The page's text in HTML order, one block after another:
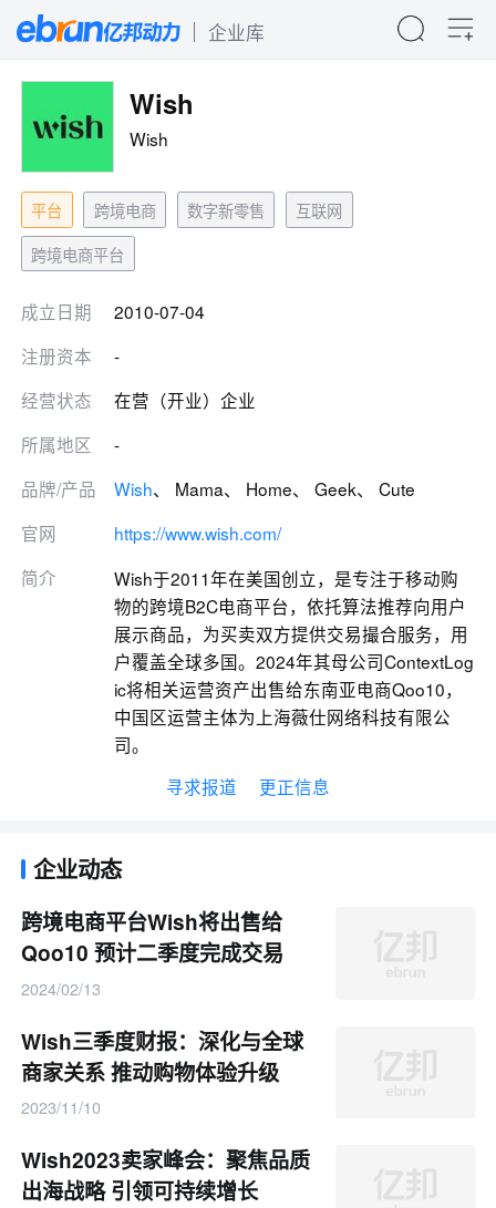
企业库
Wish
Wish
平台 跨境电商 数字新零售
互联网
跨境电商平台
成立日期
2010-07-04
注册资本
-
经营状态
在营（开业）企业
所属地区
-
品牌/产品
Wish、 Mama、 Home、 Geek、 Cute
官网
https://www.wish.com/
简介
Wish于2011年在美国创立，是专注于移动购
物的跨境B2C电商平台，依托算法推荐向用户
展示商品，为买卖双方提供交易撮合服务，用
户覆盖全球多国。2024年其母公司ContextLog
ic将相关运营资产出售给东南亚电商Qoo10，
中国区运营主体为上海薇仕网络科技有限公
司。
寻求报道
更正信息
企业动态
跨境电商平台Wish将出售给
Qoo10 预计二季度完成交易
2024/02/13
Wish三季度财报：深化与全球
商家关系 推动购物体验升级
2023/11/10
Wish2023卖家峰会：聚焦品质
出海战略 引领可持续增长